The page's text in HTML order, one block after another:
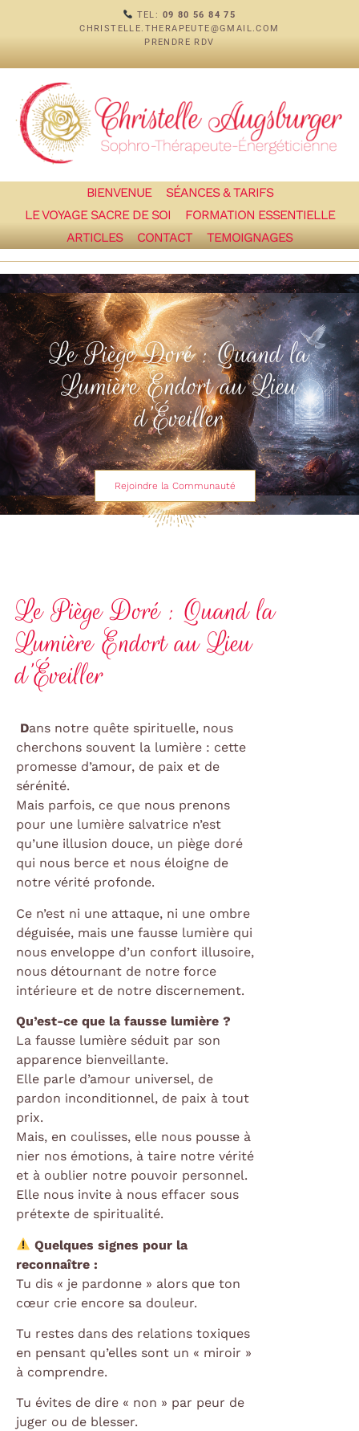
TEL: 09 80 56 84 75
CHRISTELLE.THERAPEUTE@GMAIL.COM
PRENDRE RDV
BIENVENUE
SÉANCES & TARIFS
LE VOYAGE SACRE DE SOI
FORMATION ESSENTIELLE
ARTICLES
CONTACT TEMOIGNAGES
Le Piège Doré : Quand la
Lumière Endort au Lieu
d’Éveiller
Rejoindre la Communauté
Le Piège Doré : Quand la
Lumière Endort au Lieu
d’Éveiller
Dans notre quête spirituelle, nous
cherchons souvent la lumière : cette
promesse d’amour, de paix et de
sérénité.
Mais parfois, ce que nous prenons
pour une lumière salvatrice n’est
qu’une illusion douce, un piège doré
qui nous berce et nous éloigne de
notre vérité profonde.
Ce n’est ni une attaque, ni une ombre
déguisée, mais une fausse lumière qui
nous enveloppe d’un confort illusoire,
nous détournant de notre force
intérieure et de notre discernement.
Qu’est-ce que la fausse lumière ?
La fausse lumière séduit par son
apparence bienveillante.
Elle parle d’amour universel, de
pardon inconditionnel, de paix à tout
prix.
Mais, en coulisses, elle nous pousse à
nier nos émotions, à taire notre vérité
et à oublier notre pouvoir personnel.
Elle nous invite à nous effacer sous
prétexte de spiritualité.
Quelques signes pour la
reconnaître :
Tu dis « je pardonne » alors que ton
cœur crie encore sa douleur.
Tu restes dans des relations toxiques
en pensant qu’elles sont un « miroir »
à comprendre.
Tu évites de dire « non » par peur de
juger ou de blesser.